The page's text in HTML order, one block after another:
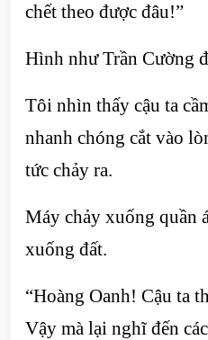
chết theo được đâu!”
Hình như Trần Cường
Tôi nhìn thấy cậu ta
nhanh chóng cắt vào
tức chảy ra.
Máy chảy xuống quần
xuống đất.
“Hoàng Oanh! Cậu ta
Vậy mà lại nghĩ đến